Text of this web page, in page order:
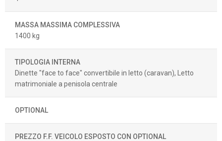
MASSA MASSIMA COMPLESSIVA
1400 kg
TIPOLOGIA INTERNA
Dinette "face to face" convertibile in letto (caravan), Letto
matrimoniale a penisola centrale
OPTIONAL
PREZZO F.F. VEICOLO ESPOSTO CON OPTIONAL